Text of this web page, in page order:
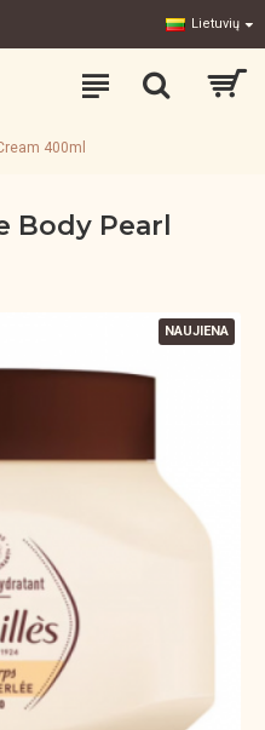
Lietuvių
400ml
Body Pearl
NAUJIENA